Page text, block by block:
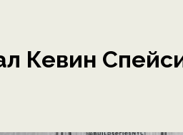
Кевин